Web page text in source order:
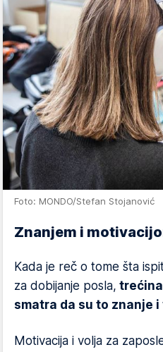
Foto: MONDO/Stefan Stojanović
Znanjem i
Kada je reč o tome šta
za dobijanje posla,
smatra da su to znanje
Motivacija i volja za